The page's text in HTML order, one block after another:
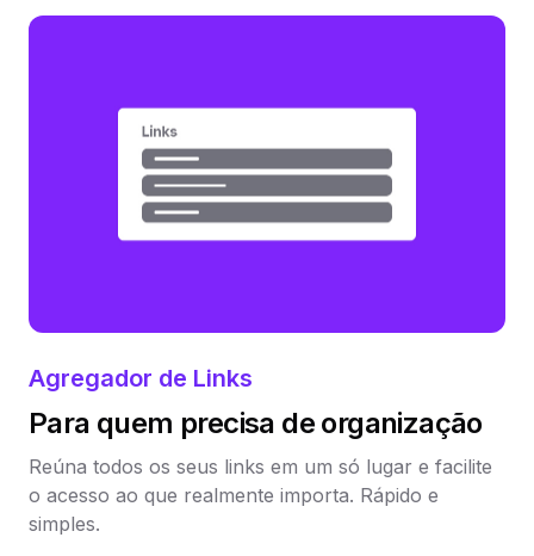
Agregador de Links
Para quem precisa de organização
Reúna todos os seus links em um só lugar e facilite
o acesso ao que realmente importa. Rápido e
simples.